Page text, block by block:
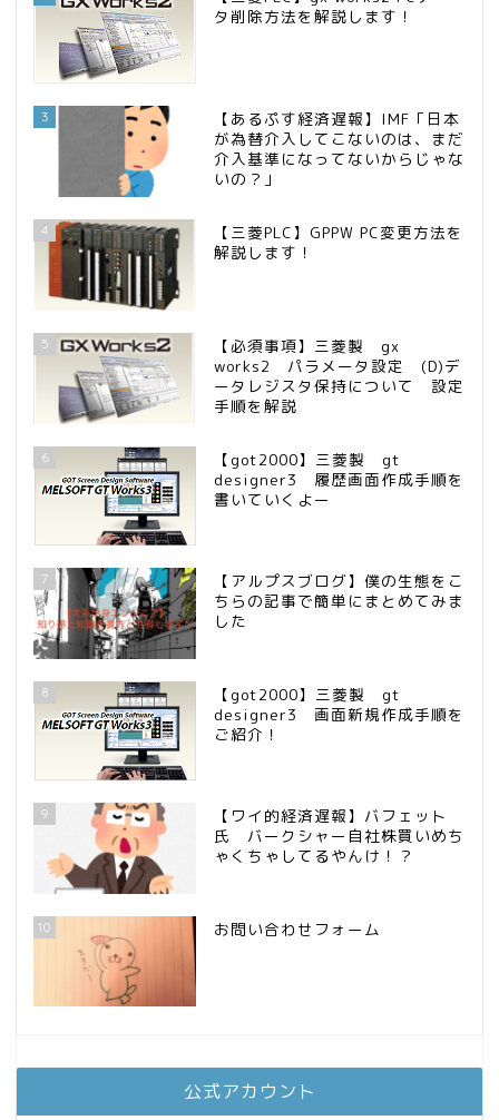
タ削除方法を解説します！
3
【あるぷす経済遅報】IMF「日本
が為替介入してこないのは、まだ
介入基準になってないからじゃな
いの？」
4
【三菱PLC】GPPW PC変更方法を
解説します！
5
【必須事項】三菱製 gx
works2 パラメータ設定 (D)デ
ータレジスタ保持について 設定
手順を解説
6
【got2000】三菱製 gt
designer3 履歴画面作成手順を
書いていくよー
7
【アルプスブログ】僕の生態をこ
ちらの記事で簡単にまとめてみま
した
8
【got2000】三菱製 gt
designer3 画面新規作成手順を
ご紹介！
9
【ワイ的経済遅報】バフェット
氏 バークシャー自社株買いめち
ゃくちゃしてるやんけ！？
10 お問い合わせフォーム
公式アカウント